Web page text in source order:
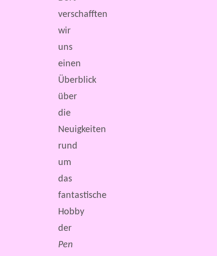
verschafften
wir
uns
einen
Überblick
über
die
Neuigkeiten
rund
um
das
fantastische
Hobby
der
Pen